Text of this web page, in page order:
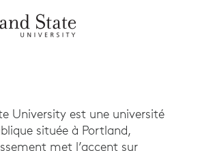
University est une université
située à Portland,
met l’accent sur